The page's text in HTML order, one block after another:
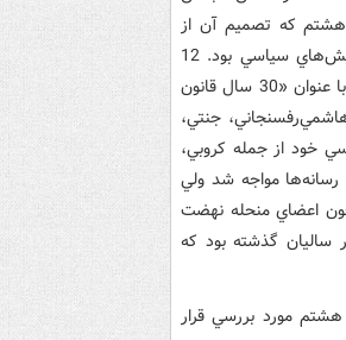
که تصميم آن از
سوي رئيس قوه مقننه گرفته شد برگزاري همايشي با حضور تمامي گرايش‌هاي سياسي بود. 12
آذرماه 87 يعني سال ابتدايي مجلس هشتم، بهارستان ميزبان همايشي با عنوان «30 سال قانون
جنتي،
خود از جمله کروبي،
رسانه‌ها مواجه شد ولي
اعضاي منحله نهضت
ساليان گذشته بود که
مورد بررسي قرار